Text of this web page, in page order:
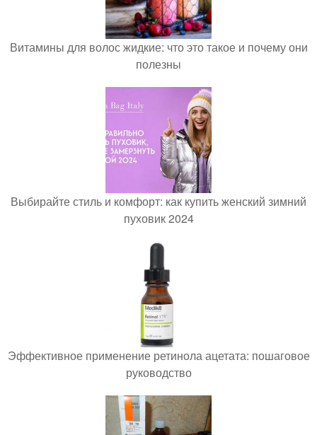
Витамины для волос жидкие: что это такое и почему они
полезны
Выбирайте стиль и комфорт: как купить женский зимний
пуховик 2024
Эффективное применение ретинола ацетата: пошаговое
руководство